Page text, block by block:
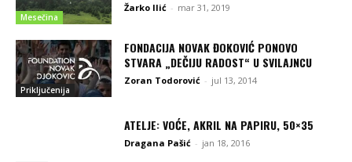
Mesečina
Žarko Ilić - mar 31, 2019
Priključenija
FONDACIJA NOVAK ĐOKOVIĆ PONOVO
STVARA „DEČIJU RADOST“ U SVILAJNCU
Zoran Todorović - jul 13, 2014
ATELJE: VOĆE, AKRIL NA PAPIRU, 50×35
Dragana Pašić - jan 18, 2016